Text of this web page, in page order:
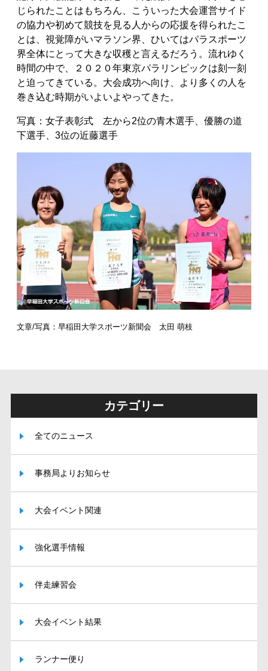
じられたことはもちろん、こういった大会運営サイド
の協力や初めて競技を見る人からの応援を得られたこ
とは、視覚障がいマラソン界、ひいてはパラスポーツ
界全体にとって大きな収穫と言えるだろう。流れゆく
時間の中で、２０２０年東京パラリンピックは刻一刻
と迫ってきている。大会成功へ向け、より多くの人を
巻き込む時期がいよいよやってきた。
写真：女子表彰式 左から2位の青木選手、優勝の道
下選手、3位の近藤選手
文章/写真： 早稲田大学スポーツ新聞会 太田 萌枝
カテゴリー
全てのニュース
事務局よりお知らせ
大会イベント関連
強化選手情報
伴走練習会
大会イベント結果
ランナー便り